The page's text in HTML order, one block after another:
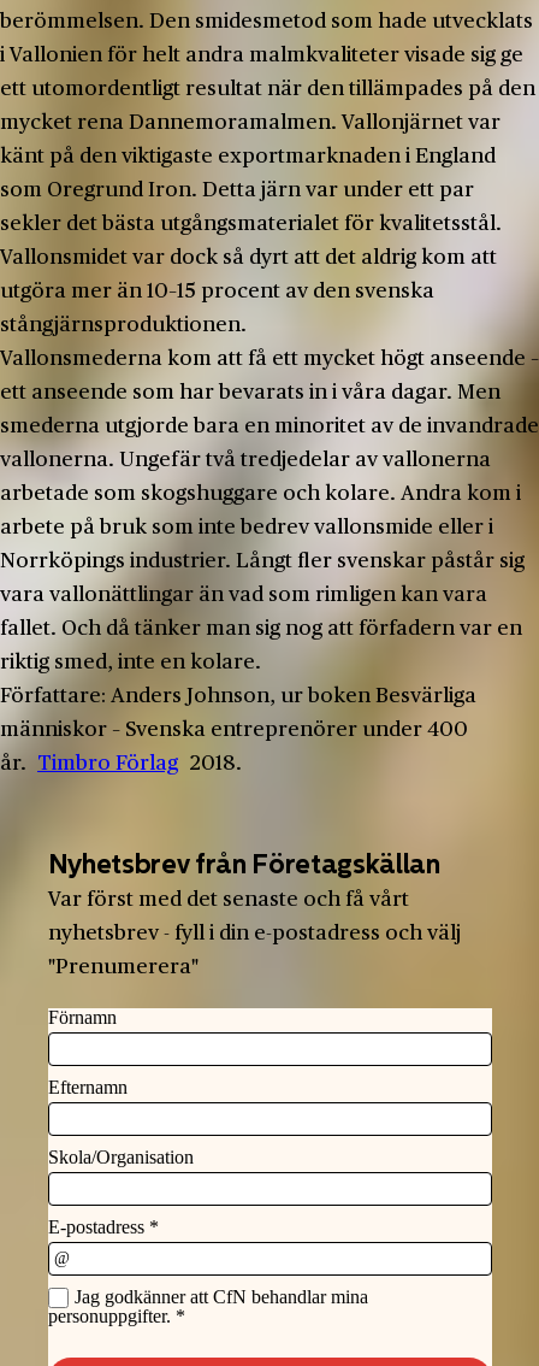
berömmelsen. Den smidesmetod som hade utvecklats
i Vallonien för helt andra malmkvaliteter visade sig ge
ett utomordentligt resultat när den tillämpades på den
mycket rena Dannemoramalmen. Vallonjärnet var
känt på den viktigaste exportmarknaden i England
som Oregrund Iron. Detta järn var under ett par
sekler det bästa utgångsmaterialet för kvalitetsstål.
Vallonsmidet var dock så dyrt att det aldrig kom att
utgöra mer än 10–15 procent av den svenska
stångjärnsproduktionen.
Vallonsmederna kom att få ett mycket högt anseende –
ett anseende som har bevarats in i våra dagar. Men
smederna utgjorde bara en minoritet av de invandrade
vallonerna. Ungefär två tredjedelar av vallonerna
arbetade som skogshuggare och kolare. Andra kom i
arbete på bruk som inte bedrev vallonsmide eller i
Norrköpings industrier. Långt fler svenskar påstår sig
vara vallonättlingar än vad som rimligen kan vara
fallet. Och då tänker man sig nog att förfadern var en
riktig smed, inte en kolare.
Författare: Anders Johnson, ur boken Besvärliga
människor – Svenska entreprenörer under 400
år. Timbro Förlag 2018.
Nyhetsbrev från Företagskällan
Var först med det senaste och få vårt
nyhetsbrev - fyll i din e-postadress och välj
"Prenumerera"